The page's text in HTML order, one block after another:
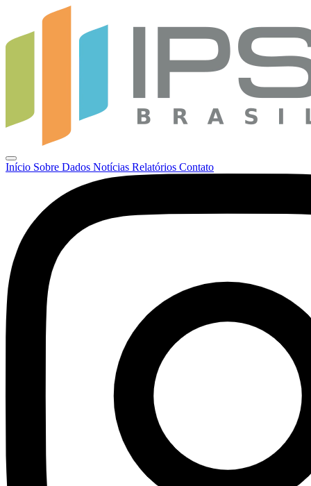
Início Sobre Dados Notícias Relatórios Contato